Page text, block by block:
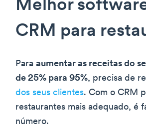
Melhor
CRM para
Para aumentar as receitas do
de 25% para 95%, precisa de
dos seus clientes. Com o CRM
restaurantes mais adequado, é
número.